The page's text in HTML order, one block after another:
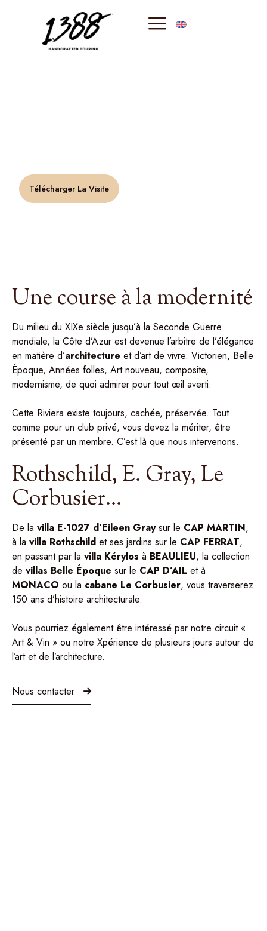
Télécharger La Visite
Une course à la modernité
Du milieu du XIXe siècle jusqu’à la Seconde Guerre
mondiale, la Côte d’Azur est devenue l’arbitre de l’élégance
en matière d’architecture et d’art de vivre. Victorien, Belle
Époque, Années folles, Art nouveau, composite,
modernisme, de quoi admirer pour tout œil averti.
Cette Riviera existe toujours, cachée, préservée. Tout
comme pour un club privé, vous devez la mériter, être
présenté par un membre. C’est là que nous intervenons.
Rothschild, E. Gray, Le
Corbusier…
De la villa E-1027 d’Eileen Graysur le CAP MARTIN,
à la villa Rothschild et ses jardins sur le CAP FERRAT,
en passant par la villa Kérylos à BEAULIEU, la collection
de villas Belle Époque sur le CAP D’AIL et à
MONACO ou la cabane Le Corbusier, vous traverserez
150 ans d’histoire architecturale.
Vous pourriez également être intéressé par notre circuit «
Art & Vin » ou notre Xpérience de plusieurs jours autour de
l’art et de l’architecture.
Nous contacter